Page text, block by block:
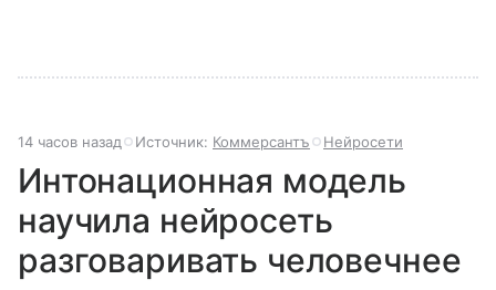
14 часов назад Источник: Коммерсантъ Нейросети
Интонационная модель
научила нейросеть
разговаривать человечнее